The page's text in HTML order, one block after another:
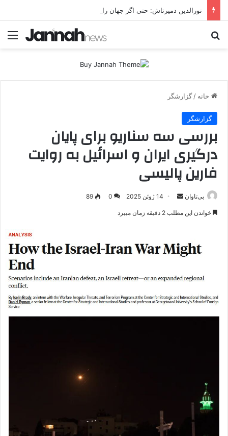
خانه / گزارشگر
گزارشگر
بررسی سه سناریو برای پایان
درگیری ایران و اسرائیل به روایت
فارین پالیسی
بی‌تاوان
ر
ل
م
14 ژوئن 2025 0
89
خواندن این مطلب 2 دقیقه زمان میبرد